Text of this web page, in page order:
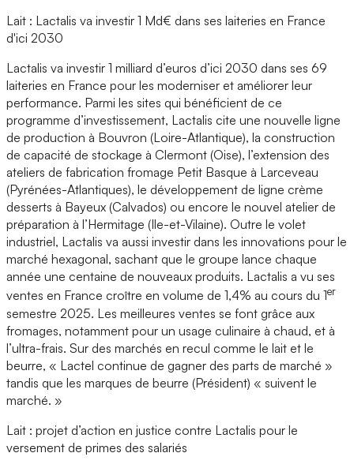
Lait : Lactalis va investir 1 Md€ dans ses laiteries en France
d'ici 2030
Lactalis va investir 1 milliard d’euros d’ici 2030 dans ses 69
laiteries en France pour les moderniser et améliorer leur
performance. Parmi les sites qui bénéficient de ce
programme d’investissement, Lactalis cite une nouvelle ligne
de production à Bouvron (Loire-Atlantique), la construction
de capacité de stockage à Clermont (Oise), l’extension des
ateliers de fabrication fromage Petit Basque à Larceveau
(Pyrénées-Atlantiques), le développement de ligne crème
desserts à Bayeux (Calvados) ou encore le nouvel atelier de
préparation à l’Hermitage (Ile-et-Vilaine). Outre le volet
industriel, Lactalis va aussi investir dans les innovations pour le
marché hexagonal, sachant que le groupe lance chaque
année une centaine de nouveaux produits. Lactalis a vu ses
ventes en France croître en volume de 1,4% au cours du 1er
semestre 2025. Les meilleures ventes se font grâce aux
fromages, notamment pour un usage culinaire à chaud, et à
l’ultra-frais. Sur des marchés en recul comme le lait et le
beurre, « Lactel continue de gagner des parts de marché »
tandis que les marques de beurre (Président) « suivent le
marché. »
Lait : projet d’action en justice contre Lactalis pour le
versement de primes des salariés